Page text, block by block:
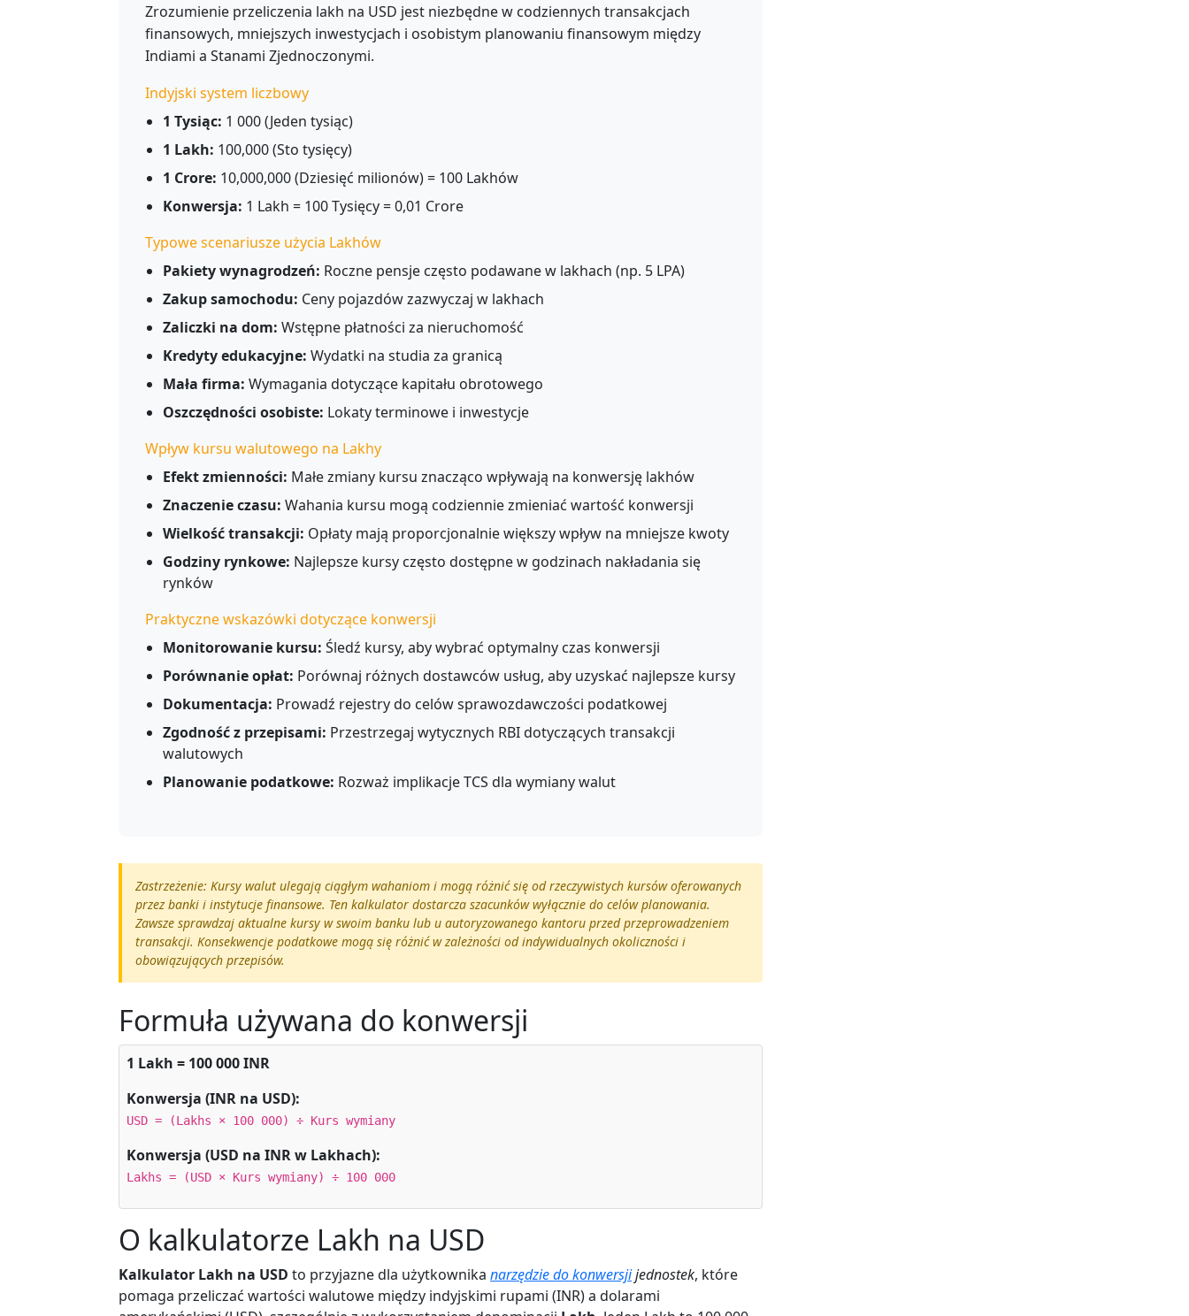
Zrozumienie przeliczenia lakh na USD jest niezbędne w codziennych transakcjach
finansowych, mniejszych inwestycjach i osobistym planowaniu finansowym między
Indiami a Stanami Zjednoczonymi.
Indyjski system liczbowy
1 Tysiąc: 1 000 (Jeden tysiąc)
1 Lakh: 100,000 (Sto tysięcy)
1 Crore: 10,000,000 (Dziesięć milionów) = 100 Lakhów
Konwersja: 1 Lakh = 100 Tysięcy = 0,01 Crore
Typowe scenariusze użycia Lakhów
Pakiety wynagrodzeń: Roczne pensje często podawane w lakhach (np. 5 LPA)
Zakup samochodu: Ceny pojazdów zazwyczaj w lakhach
Zaliczki na dom: Wstępne płatności za nieruchomość
Kredyty edukacyjne: Wydatki na studia za granicą
Mała firma: Wymagania dotyczące kapitału obrotowego
Oszczędności osobiste: Lokaty terminowe i inwestycje
Wpływ kursu walutowego na Lakhy
Efekt zmienności: Małe zmiany kursu znacząco wpływają na konwersję lakhów
Znaczenie czasu: Wahania kursu mogą codziennie zmieniać wartość konwersji
Wielkość transakcji: Opłaty mają proporcjonalnie większy wpływ na mniejsze kwoty
Godziny rynkowe: Najlepsze kursy często dostępne w godzinach nakładania się
rynków
Praktyczne wskazówki dotyczące konwersji
Monitorowanie kursu: Śledź kursy, aby wybrać optymalny czas konwersji
Porównanie opłat: Porównaj różnych dostawców usług, aby uzyskać najlepsze kursy
Dokumentacja: Prowadź rejestry do celów sprawozdawczości podatkowej
Zgodność z przepisami: Przestrzegaj wytycznych RBI dotyczących transakcji
walutowych
Planowanie podatkowe: Rozważ implikacje TCS dla wymiany walut
Zastrzeżenie: Kursy walut ulegają ciągłym wahaniom i mogą różnić się od rzeczywistych kursów oferowanych
przez banki i instytucje finansowe. Ten kalkulator dostarcza szacunków wyłącznie do celów planowania.
Zawsze sprawdzaj aktualne kursy w swoim banku lub u autoryzowanego kantoru przed przeprowadzeniem
transakcji. Konsekwencje podatkowe mogą się różnić w zależności od indywidualnych okoliczności i
obowiązujących przepisów.
Formuła używana do konwersji
1 Lakh = 100 000 INR
Konwersja (INR na USD):
USD = (Lakhs × 100 000) ÷ Kurs wymiany
Konwersja (USD na INR w Lakhach):
Lakhs = (USD × Kurs wymiany) ÷ 100 000
O kalkulatorze Lakh na USD
Kalkulator Lakh na USD to przyjazne dla użytkownika narzędzie do konwersjijednostek, które
pomaga przeliczać wartości walutowe między indyjskimi rupami (INR) a dolarami